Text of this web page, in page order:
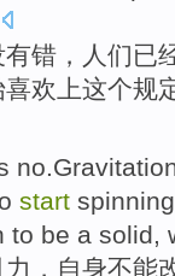
有错 ， 人们已
喜欢上这个规
start spinning
to be a solid,
， 自身不能